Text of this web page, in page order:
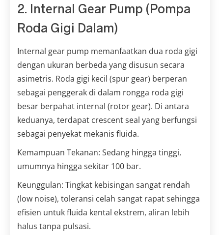
2. Internal Gear Pump (Pompa
Roda Gigi Dalam)
Internal gear pump memanfaatkan dua roda gigi
dengan ukuran berbeda yang disusun secara
asimetris. Roda gigi kecil (spur gear) berperan
sebagai penggerak di dalam rongga roda gigi
besar berpahat internal (rotor gear). Di antara
keduanya, terdapat crescent seal yang berfungsi
sebagai penyekat mekanis fluida.
Kemampuan Tekanan: Sedang hingga tinggi,
umumnya hingga sekitar 100 bar.
Keunggulan: Tingkat kebisingan sangat rendah
(low noise), toleransi celah sangat rapat sehingga
efisien untuk fluida kental ekstrem, aliran lebih
halus tanpa pulsasi.